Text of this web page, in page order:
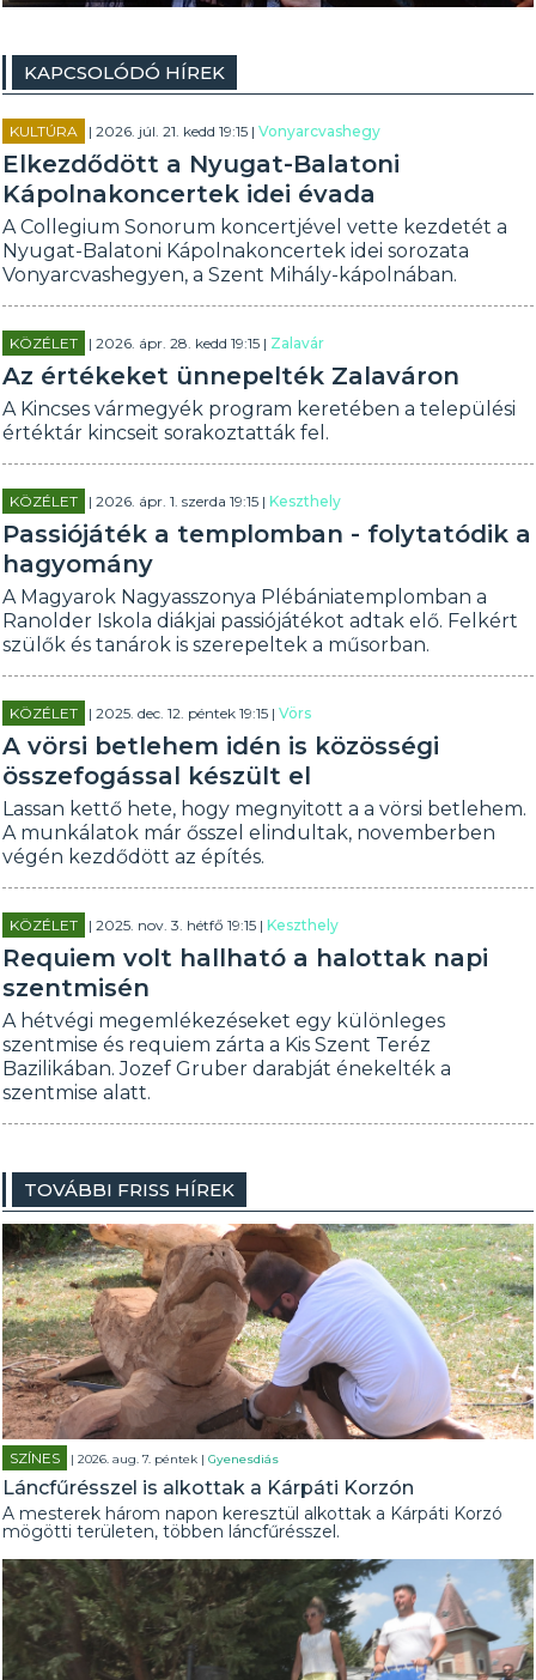
KAPCSOLÓDÓ HÍREK
KULTÚRA | 2026. júl. 21. kedd 19:15 |Vonyarcvashegy
Elkezdődött a Nyugat-Balatoni
Kápolnakoncertek idei évada
A Collegium Sonorum koncertjével vette kezdetét a
Nyugat-Balatoni Kápolnakoncertek idei sorozata
Vonyarcvashegyen, a Szent Mihály-kápolnában.
KÖZÉLET | 2026. ápr. 28. kedd 19:15 | Zalavár
Az értékeket ünnepelték Zalaváron
A Kincses vármegyék program keretében a települési
értéktár kincseit sorakoztatták fel.
KÖZÉLET | 2026. ápr. 1. szerda 19:15 |Keszthely
Passiójáték a templomban - folytatódik a
hagyomány
A Magyarok Nagyasszonya Plébániatemplomban a
Ranolder Iskola diákjai passiójátékot adtak elő. Felkért
szülők és tanárok is szerepeltek a műsorban.
KÖZÉLET | 2025. dec. 12. péntek 19:15 |Vörs
A vörsi betlehem idén is közösségi
összefogással készült el
Lassan kettő hete, hogy megnyitott a a vörsi betlehem.
A munkálatok már ősszel elindultak, novemberben
végén kezdődött az építés.
KÖZÉLET | 2025. nov. 3. hétfő 19:15 |Keszthely
Requiem volt hallható a halottak napi
szentmisén
A hétvégi megemlékezéseket egy különleges
szentmise és requiem zárta a Kis Szent Teréz
Bazilikában. Jozef Gruber darabját énekelték a
szentmise alatt.
TOVÁBBI FRISS HÍREK
SZÍNES | 2026. aug. 7. péntek |Gyenesdiás
Láncfűrésszel is alkottak a Kárpáti Korzón
A mesterek három napon keresztül alkottak a Kárpáti Korzó
mögötti területen, többen láncfűrésszel.